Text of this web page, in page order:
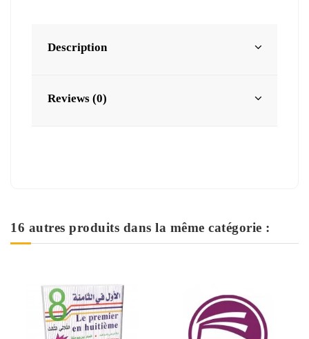
Description
Reviews (0)
16 autres produits dans la même catégorie :